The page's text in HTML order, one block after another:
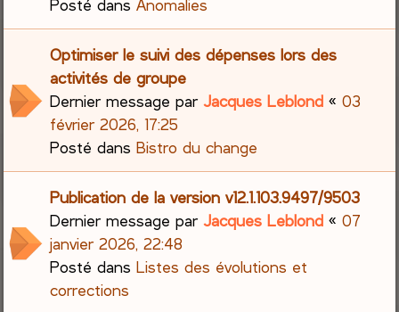
Posté dansAnomalies
Optimiser le suivi des dépenses lors des
activités de groupe
Dernier message parJacques Leblond «03
février 2026, 17:25
Posté dansBistro du change
Publication de la version v12.1.103.9497/9503
Dernier message parJacques Leblond «07
janvier 2026, 22:48
Posté dansListes des évolutions et
corrections